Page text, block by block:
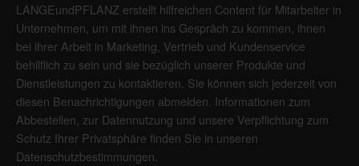
LANGEundPFLANZ erstellt hilfreichen Content für Mitarbeiter in
Unternehmen, um mit ihnen ins Gespräch zu kommen, ihnen
bei ihrer Arbeit in Marketing, Vertrieb und Kundenservice
behilflich zu sein und sie bezüglich unserer Produkte und
Dienstleistungen zu kontaktieren. Sie können sich jederzeit von
diesen Benachrichtigungen abmelden. Informationen zum
Abbestellen, zur Datennutzung und unsere Verpflichtung zum
Schutz Ihrer Privatsphäre finden Sie in unseren
Datenschutzbestimmungen.